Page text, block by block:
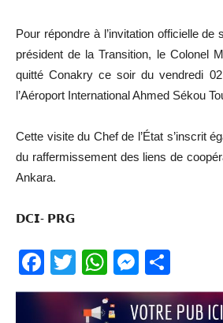
Pour répondre à l’invitation officielle de
président de la Transition, le Colonel
quitté Conakry ce soir du vendredi
l’Aéroport International Ahmed Sékou
Cette visite du Chef de l’État s’inscrit
du raffermissement des liens de
Ankara.
𝗗𝗖𝗜- 𝗣𝗥𝗚
Facebook
TwitterWhatsApp